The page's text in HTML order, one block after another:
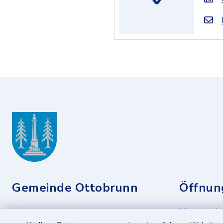
Gemeinde Ottobrunn
Rathausplatz 1
Montag